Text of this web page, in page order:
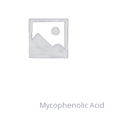
Mycophenolic Acid